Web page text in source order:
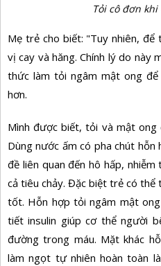
Tỏi cô đơn
Mẹ trẻ cho biết: "Tuy nhiên,
vị cay và hăng. Chính lý do này
thức làm tỏi ngâm mật ong
hơn.
Mình được biết, tỏi và mật
Dùng nước ấm có pha chút
đề liên quan đến hô hấp,
cả tiêu chảy. Đặc biệt trẻ có
tốt. Hỗn hợp tỏi ngâm mật
tiết insulin giúp cơ thể người
đường trong máu. Mặt khác
làm ngọt tự nhiên hoàn toàn